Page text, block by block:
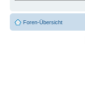
Foren-Übersicht